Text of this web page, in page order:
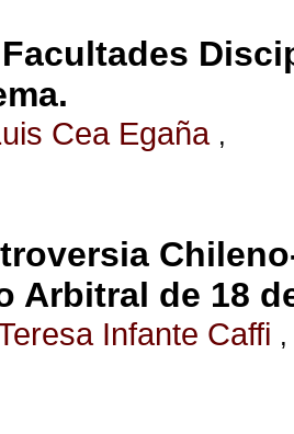
Cea Egaña ,
Arbitral de 18
Infante Caffi ,